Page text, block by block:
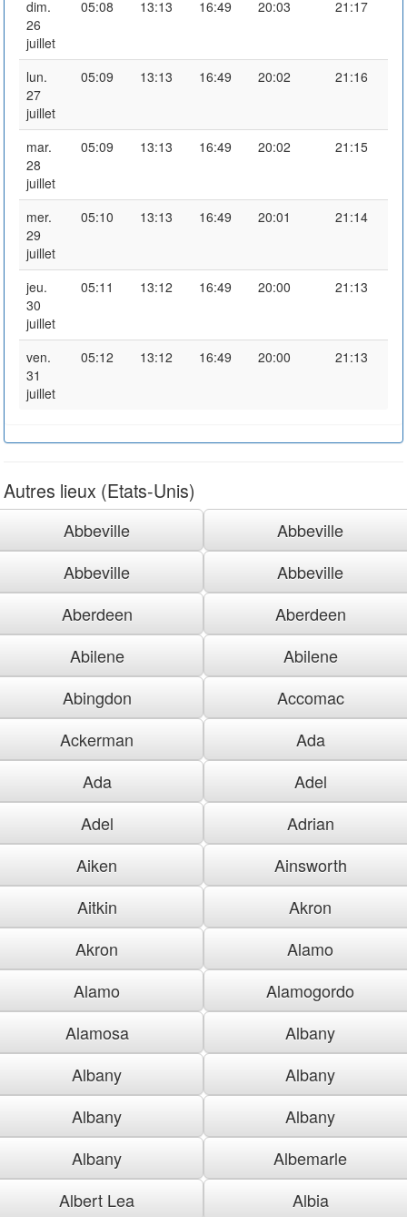
dim.
26
juillet
05:08 13:13 16:49 20:03 21:17
lun.
27
juillet
05:09 13:13 16:49 20:02 21:16
mar.
28
juillet
05:09 13:13 16:49 20:02 21:15
mer.
29
juillet
05:10 13:13 16:49 20:01 21:14
jeu.
30
juillet
05:11 13:12 16:49 20:00 21:13
ven.
31
juillet
05:12 13:12 16:49 20:00 21:13
Autres lieux (Etats-Unis)
Abbeville
Abbeville
Abbeville
Abbeville
Aberdeen
Aberdeen
Abilene
Abilene
Abingdon
Accomac
Ackerman
Ada
Ada
Adel
Adel
Adrian
Aiken
Ainsworth
Aitkin
Akron
Akron
Alamo
Alamo
Alamogordo
Alamosa
Albany
Albany
Albany
Albany
Albany
Albany
Albemarle
Albert Lea
Albia